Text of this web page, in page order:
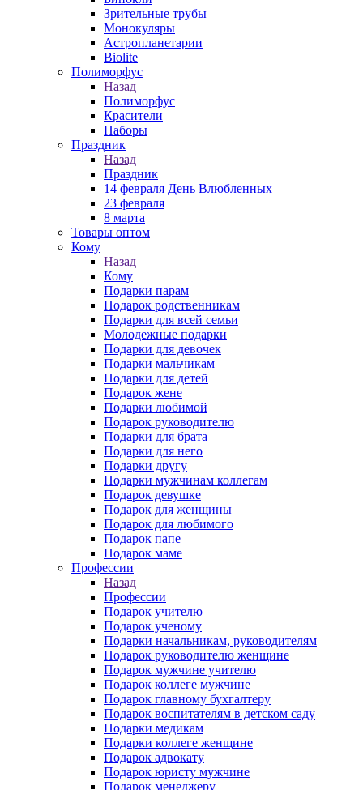
Зрительные трубы
Монокуляры
Астропланетарии
Biolite
Полиморфус
Назад
Полиморфус
Красители
Наборы
Праздник
Назад
Праздник
14 февраля День Влюбленных
23 февраля
8 марта
Товары оптом
Кому
Назад
Кому
Подарки парам
Подарок родственникам
Подарки для всей семьи
Молодежные подарки
Подарки для девочек
Подарки мальчикам
Подарки для детей
Подарок жене
Подарки любимой
Подарок руководителю
Подарки для брата
Подарки для него
Подарки другу
Подарки мужчинам коллегам
Подарок девушке
Подарок для женщины
Подарок для любимого
Подарок папе
Подарок маме
Профессии
Назад
Профессии
Подарок учителю
Подарок ученому
Подарки начальникам, руководителям
Подарок руководителю женщине
Подарок мужчине учителю
Подарок коллеге мужчине
Подарок главному бухгалтеру
Подарок воспитателям в детском саду
Подарки медикам
Подарки коллеге женщине
Подарок адвокату
Подарок юристу мужчине
Подарок менеджеру